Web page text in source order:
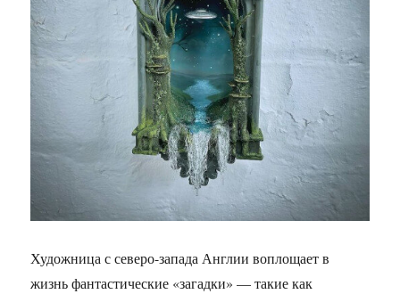
Художница с северо-запада Англии воплощает в
жизнь фантастические «загадки» — такие как